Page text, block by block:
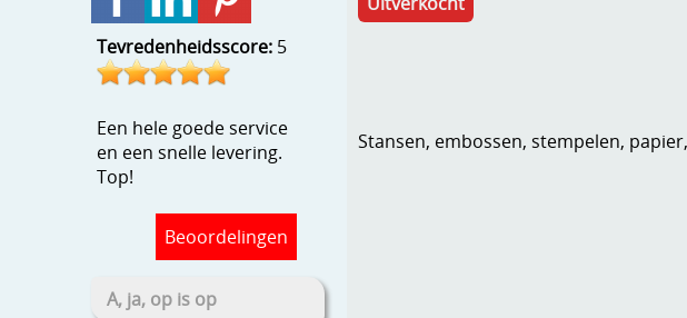
Tevredenheidsscore: 5
Een hele goede service
en een snelle levering.
Top!
Beoordelingen
A, ja, op is op
Stansen, embossen, stempelen,